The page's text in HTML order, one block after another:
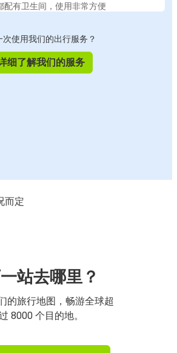
配有卫生间，使用非常方便
次使用我们的出行服务？
细了解我们的服务
而定
站去哪里？
的旅行地图，畅游全球超
8000 个目的地。